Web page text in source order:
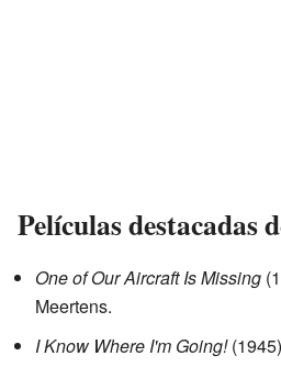
Películas destacadas
One of Our Aircraft Is Missing
Meertens.
I Know Where I'm Going!